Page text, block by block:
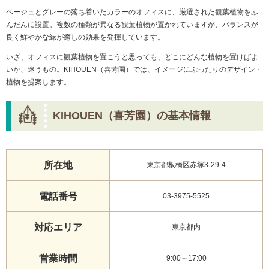
ベージュとグレーの落ち着いたカラーのオフィスに、厳選された観葉植物をふ
んだんに設置。複数の種類が異なる観葉植物が置かれていますが、バランスが
良く鮮やかな緑が癒しの効果を発揮しています。
いざ、オフィスに観葉植物を置こうと思っても、どこにどんな植物を置けばよ
いか、迷うもの。KIHOUEN（喜芳園）では、イメージにぷったりのデザイン・
植物を提案します。
KIHOUEN（喜芳園）の基本情報
所在地 東京都板橋区赤塚3-29-4
電話番号 03-3975-5525
対応エリア 東京都内
営業時間 9:00～17:00